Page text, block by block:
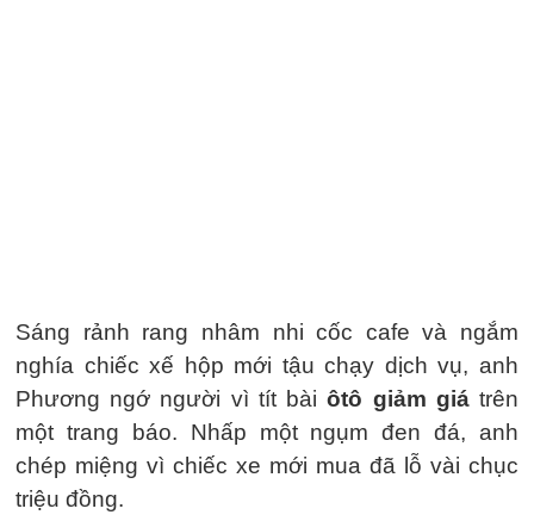
Sáng rảnh rang nhâm nhi cốc cafe và ngắm
nghía chiếc xế hộp mới tậu chạy dịch vụ, anh
Phương ngớ người vì tít bài ôtô giảm giátrên
một trang báo. Nhấp một ngụm đen đá, anh
chép miệng vì chiếc xe mới mua đã lỗ vài chục
triệu đồng.